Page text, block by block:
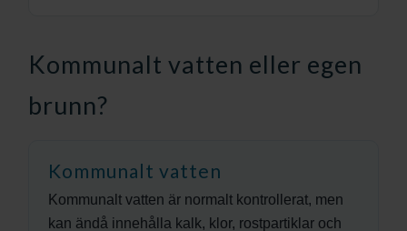
Kommunalt vatten eller egen
brunn?
Kommunalt vatten
Kommunalt vatten är normalt kontrollerat, men
kan ändå innehålla kalk, klor, rostpartiklar och